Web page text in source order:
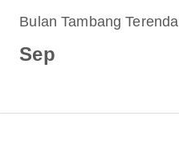
Bulan Tambang
Sep